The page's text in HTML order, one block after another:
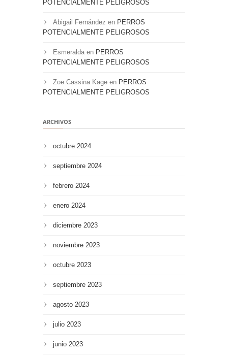
POTENCIALMENTE PELIGROSOS
Abigail Fernández en PERROS
POTENCIALMENTE PELIGROSOS
Esmeralda en PERROS
POTENCIALMENTE PELIGROSOS
Zoe Cassina Kage en PERROS
POTENCIALMENTE PELIGROSOS
ARCHIVOS
octubre 2024
septiembre 2024
febrero 2024
enero 2024
diciembre 2023
noviembre 2023
octubre 2023
septiembre 2023
agosto 2023
julio 2023
junio 2023